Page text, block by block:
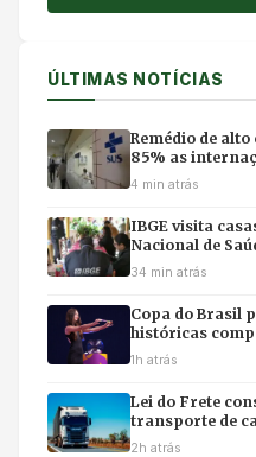
ÚLTIMAS NOTÍCIAS
Remédio de alto
85% as
4 min atrás
IBGE visita
Nacional de
identificar
34 min atrás
Copa do Brasil
históricas
do torneio
1h atrás
Lei do Frete
transporte de
manifestantes
2h atrás